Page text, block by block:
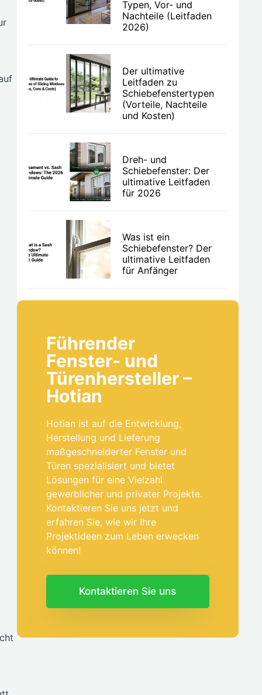
Typen, Vor- und
Nachteile (Leitfaden
2026)
Der ultimative
Leitfaden zu
Schiebefenstertypen
(Vorteile, Nachteile
und Kosten)
Dreh- und
Schiebefenster: Der
ultimative Leitfaden
für 2026
Was ist ein
Schiebefenster? Der
ultimative Leitfaden
für Anfänger
Führender
Fenster- und
Türenhersteller –
Hotian
Hotian ist auf die Entwicklung,
Herstellung und Lieferung
maßgeschneiderter Fenster und
Türen spezialisiert und bietet
Lösungen für eine Vielzahl
gewerblicher und privater Projekte.
Kontaktieren Sie uns jetzt und
erfahren Sie, wie wir Ihre
Projektideen zum Leben erwecken
können!
Kontaktieren Sie uns